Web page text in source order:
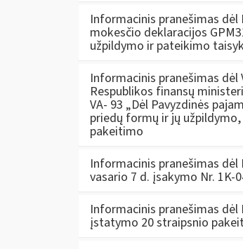
Informacinis pranešimas
mokesčio deklaracijos
užpildymo ir pateikimo
Informacinis pranešimas
Respublikos finansų
VA- 93 „Dėl Pavyzdinės
priedų formų ir jų
pakeitimo
Informacinis pranešimas
vasario 7 d. įsakymo Nr. 1K-
Informacinis pranešimas
įstatymo 20 straipsnio